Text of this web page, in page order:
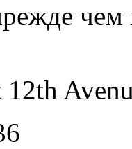
чем
12th